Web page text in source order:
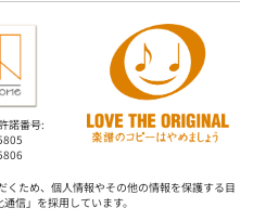
諾番号:
ため、個人情報やその他の情報を保護する目
信」を採用しています。